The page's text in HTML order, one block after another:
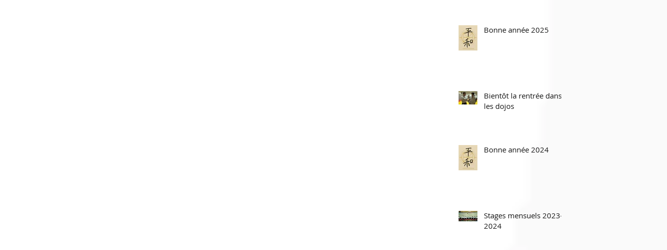
Bonne année 2025
Bientôt la rentrée dans
les dojos
Bonne année 2024
Stages mensuels 2023-
2024